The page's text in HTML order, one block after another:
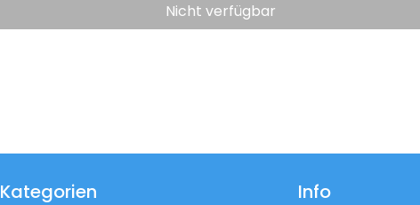
Nicht verfügbar
Kategorien Info